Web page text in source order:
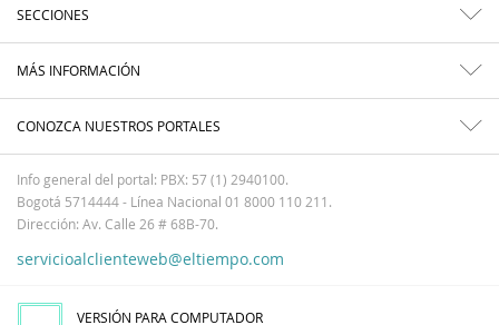
SECCIONES
MÁS INFORMACIÓN
CONOZCA NUESTROS PORTALES
Info general del portal: PBX: 57 (1) 2940100.
Bogotá 5714444 - Línea Nacional 01 8000 110 211.
Dirección: Av. Calle 26 # 68B-70.
servicioalclienteweb@eltiempo.com
VERSIÓN PARA COMPUTADOR